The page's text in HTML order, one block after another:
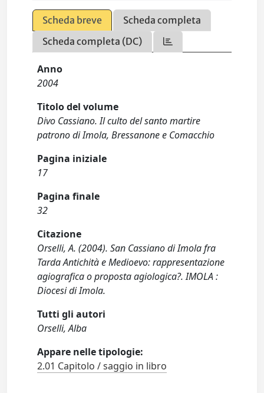
Scheda breve
Scheda completa
Scheda completa (DC)
Anno
2004
Titolo del volume
Divo Cassiano. Il culto del santo martire
patrono di Imola, Bressanone e Comacchio
Pagina iniziale
17
Pagina finale
32
Citazione
Orselli, A. (2004). San Cassiano di Imola fra
Tarda Antichità e Medioevo: rappresentazione
agiografica o proposta agiologica?. IMOLA :
Diocesi di Imola.
Tutti gli autori
Orselli, Alba
Appare nelle tipologie:
2.01 Capitolo / saggio in libro